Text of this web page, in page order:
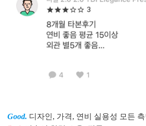
Good. 디자인, 가격, 연비 실용성 모든